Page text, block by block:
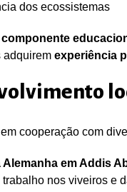
dos ecossistemas
componente
adquirem experiência
cooperação com
em Addis
nos viveiros e